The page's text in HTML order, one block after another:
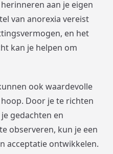
aan je eigen
van anorexia vereist
en het
kan je helpen om
ook waardevolle
Door je te richten
gedachten en
observeren, kun je een
acceptatie ontwikkelen.